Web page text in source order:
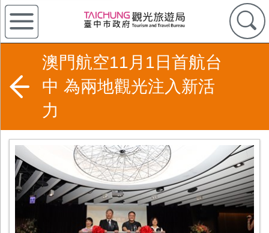
澳門航空11月1日首航台
中 為兩地觀光注入新活
力